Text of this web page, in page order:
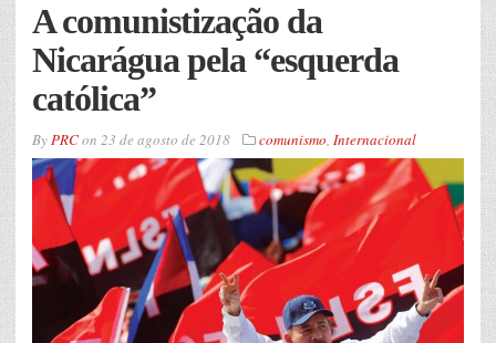
A comunistização da
Nicarágua pela “esquerda
católica”
ByPRCon 23 de agosto de 2018 comunismo, Internacional